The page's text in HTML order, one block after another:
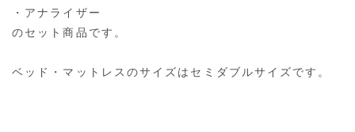
・アナライザー
のセット商品です。
ベッド・マットレスのサイズはセミダブルサイズです。